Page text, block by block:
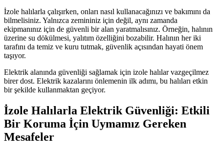
İzole halılarla çalışırken, onları nasıl kullanacağınızı ve bakımını da
bilmelisiniz. Yalnızca zemininiz için değil, aynı zamanda
ekipmanınız için de güvenli bir alan yaratmalısınız. Örneğin, halının
üzerine su dökülmesi, yalıtım özelliğini bozabilir. Halının her iki
tarafını da temiz ve kuru tutmak, güvenlik açısından hayati önem
taşıyor.
Elektrik alanında güvenliği sağlamak için izole halılar vazgeçilmez
birer dost. Elektrik kazalarını önlemenin ilk adımı, bu halıları etkin
bir şekilde kullanmaktan geçiyor.
İzole Halılarla Elektrik Güvenliği: Etkili
Bir Koruma İçin Uymamız Gereken
Mesafeler